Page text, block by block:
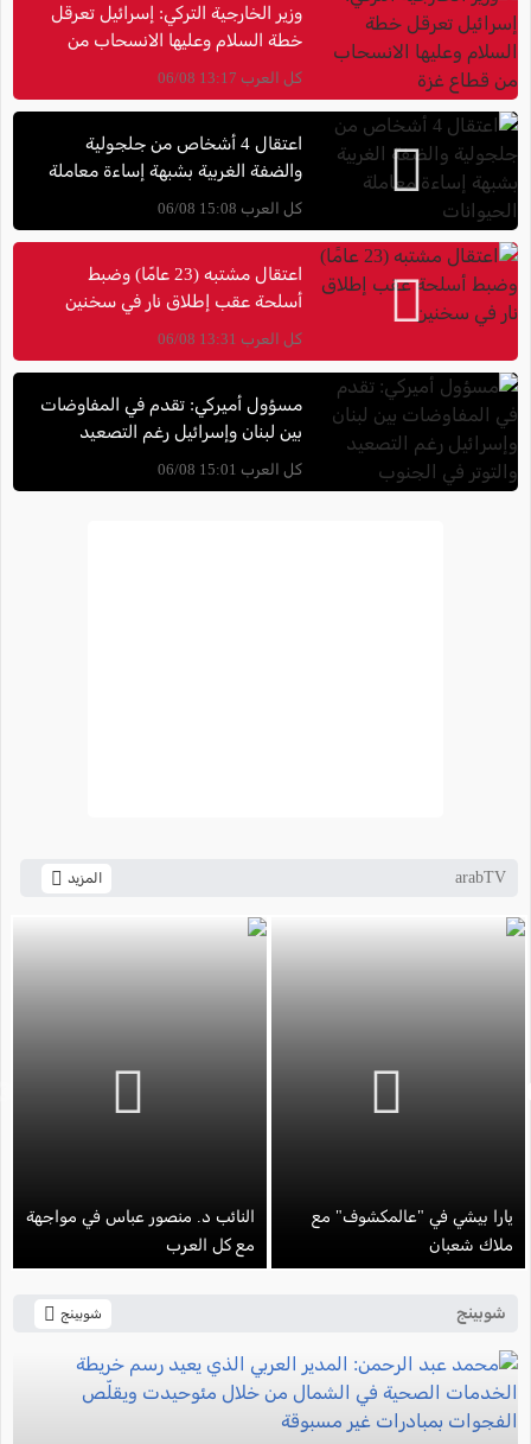
وزير الخارجية التركي: إسرائيل تعرقل
خطة السلام وعليها الانسحاب من
قطاع غزة
كل العرب 13:17 06/08
اعتقال 4 أشخاص من جلجولية
والضفة الغربية بشبهة إساءة معاملة
الحيوانات
كل العرب 15:08 06/08
اعتقال مشتبه (23 عامًا) وضبط
أسلحة عقب إطلاق نار في سخنين
كل العرب 13:31 06/08
مسؤول أميركي: تقدم في المفاوضات
بين لبنان وإسرائيل رغم التصعيد
والتوتر في الجنوب
كل العرب 15:01 06/08
arabTV المزيد
النائب د. منصور عباس في مواجهة
مع كل العرب
يارا بيشي في "عالمكشوف" مع
ملاك شعبان
شوبينج شوبينج